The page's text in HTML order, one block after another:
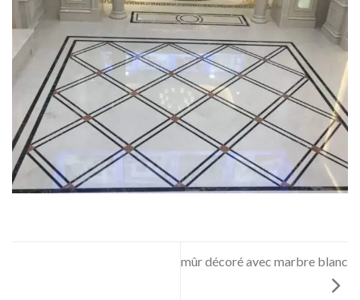
mûr décoré avec marbre blanc